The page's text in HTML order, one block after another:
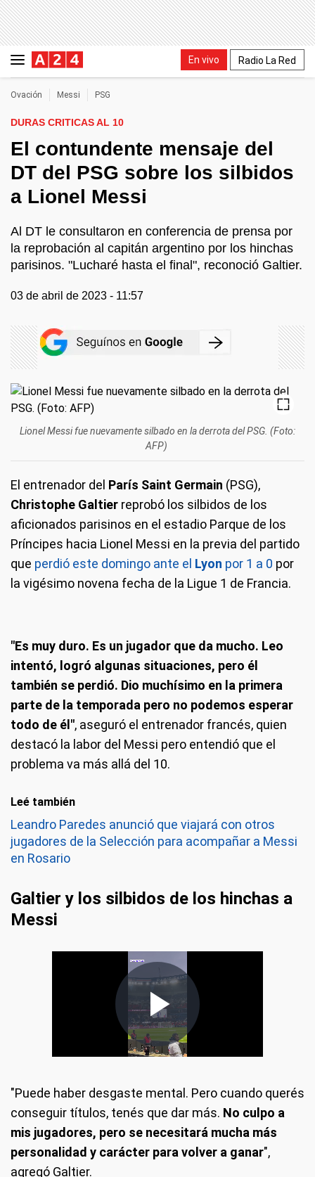
En vivo Radio La Red
Ovación Messi PSG
DURAS CRITICAS AL 10
El contundente mensaje del
DT del PSG sobre los silbidos
a Lionel Messi
Al DT le consultaron en conferencia de prensa por
la reprobación al capitán argentino por los hinchas
parisinos. "Lucharé hasta el final", reconoció Galtier.
03 de abril de 2023 - 11:57
Lionel Messi fue nuevamente silbado en la derrota del PSG. (Foto:
AFP)
El entrenador del París Saint Germain (PSG),
Christophe Galtier reprobó los silbidos de los
aficionados parisinos en el estadio Parque de los
Príncipes hacia Lionel Messi en la previa del partido
que perdió este domingo ante el Lyon por 1 a 0 por
la vigésimo novena fecha de la Ligue 1 de Francia.
"Es muy duro. Es un jugador que da mucho. Leo
intentó, logró algunas situaciones, pero él
también se perdió. Dio muchísimo en la primera
parte de la temporada pero no podemos esperar
todo de él", aseguró el entrenador francés, quien
destacó la labor del Messi pero entendió que el
problema va más allá del 10.
Leé también
Leandro Paredes anunció que viajará con otros
jugadores de la Selección para acompañar a Messi
en Rosario
Galtier y los silbidos de los hinchas a
Messi
"Puede haber desgaste mental. Pero cuando querés
conseguir títulos, tenés que dar más. No culpo a
mis jugadores, pero se necesitará mucha más
personalidad y carácter para volver a ganar",
agregó Galtier.